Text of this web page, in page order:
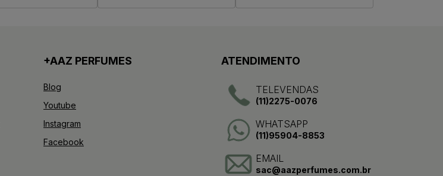
+AAZ PERFUMES
Blog
Youtube
Instagram
Facebook
ATENDIMENTO
TELEVENDAS
(11)2275-0076
WHATSAPP
(11)95904-8853
EMAIL
sac@aazperfumes.com.br